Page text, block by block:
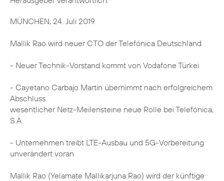
MÜNCHEN; 24. Juli 2019
Mallik Rao wird neuer CTO der Telefónica Deutschland
- Neuer Technik-Vorstand kommt von Vodafone Türkei
- Cayetano Carbajo Martin übernimmt nach erfolgreichem
Abschluss
wesentlicher Netz-Meilensteine neue Rolle bei Telefónica,
S.A.
- Unternehmen treibt LTE-Ausbau und 5G-Vorbereitung
unverändert voran
Mallik Rao (Yelamate Mallikarjuna Rao) wird der künftige